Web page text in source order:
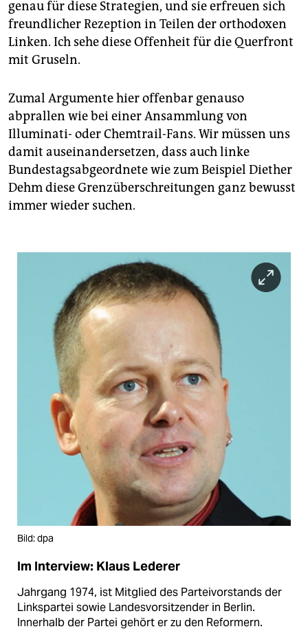
genau für diese Strategien, und sie erfreuen sich
freundlicher Rezeption in Teilen der orthodoxen
Linken. Ich sehe diese Offenheit für die Querfront
mit Gruseln.
Zumal Argumente hier offenbar genauso
abprallen wie bei einer Ansammlung von
Illuminati- oder Chemtrail-Fans. Wir müssen uns
damit auseinandersetzen, dass auch linke
Bundestagsabgeordnete wie zum Beispiel Diether
Dehm diese Grenzüberschreitungen ganz bewusst
immer wieder suchen.
Bild: dpa
Im Interview: Klaus Lederer
Jahrgang 1974, ist Mitglied des Parteivorstands der
Linkspartei sowie Landesvorsitzender in Berlin.
Innerhalb der Partei gehört er zu den Reformern.